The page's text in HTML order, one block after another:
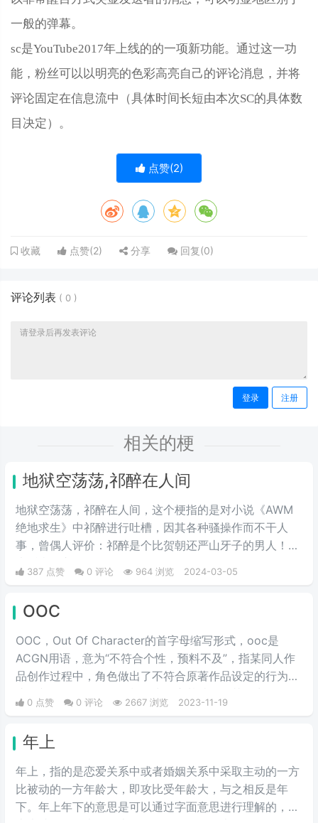
一般的弹幕。
sc是YouTube2017年上线的的一项新功能。通过这一功
能，粉丝可以以明亮的色彩高亮自己的评论消息，并将
评论固定在信息流中（具体时间长短由本次SC的具体数
目决定）。
点赞(2)
收藏 点赞(2) 分享 回复(0)
评论列表 ( 0 )
登录 注册
相关的梗
地狱空荡荡,祁醉在人间
地狱空荡荡，祁醉在人间，这个梗指的是对小说《AWM
绝地求生》中祁醉进行吐槽，因其各种骚操作而不干人
事，曾偶人评价：祁醉是个比贺朝还严山牙子的男人！四
387 点赞 0 评论 964 浏览 2024-03-05
OOC
OOC，Out Of Character的首字母缩写形式，ooc是
ACGN用语，意为“不符合个性，预料不及”，指某同人作
品创作过程中，角色做出了不符合原著作品设定的行为举
不可能做出的行为，简言之，就是与人物原型不符的人设
cos圈和同人文中，指与原型像不符的人设崩塌行为和语
言，俗称人设崩啦。
0 点赞 0 评论 2667 浏览 2023-11-19
年上
年上，指的是恋爱关系中或者婚姻关系中采取主动的一方
比被动的一方年龄大，即攻比受年龄大，与之相反是年
下。年上年下的意思是可以通过字面意思进行理解的，年